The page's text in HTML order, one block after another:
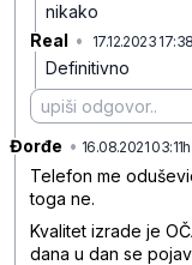
nikako
Real • 17.12.2023
Definitivno
Đorđe • 16.08.2021 03:11h
Telefon me
toga ne.
Kvalitet izrade je
dana u dan se